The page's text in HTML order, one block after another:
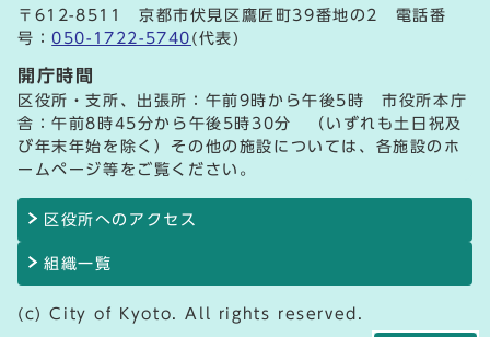
〒612-8511 京都市伏見区鷹匠町39番地の2 電話番
号：050-1722-5740 (代表)
開庁時間
区役所・支所、出張所：午前9時から午後5時 市役所本庁
舎：午前8時45分から午後5時30分 （いずれも土日祝及
び年末年始を除く）その他の施設については、各施設のホ
ームページ等をご覧ください。
区役所へのアクセス
組織一覧
(c) City of Kyoto. All rights reserved.